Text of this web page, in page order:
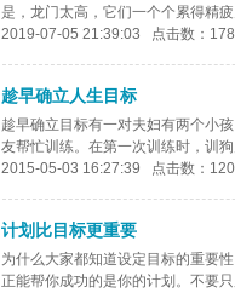
是，龙门太高，它们一个个累得精
2019-07-05 21:39:03 点击数：178
趁早确立人生目标
趁早确立目标有一对夫妇有两个小
友帮忙训练。在第一次训练时，训
2015-05-03 16:27:39 点击数：120
计划比目标更重要
为什么大家都知道设定目标的重要
正能帮你成功的是你的计划。不要